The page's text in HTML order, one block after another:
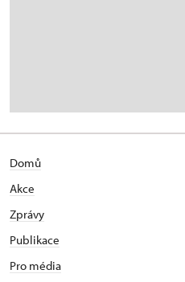
Domů
Akce
Zprávy
Publikace
Pro média